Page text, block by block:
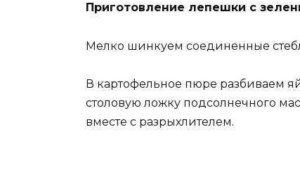
Приготовление лепешки с
Мелко шинкуем соединенные
В картофельное пюре разбиваем
столовую ложку подсолнечного
вместе с разрыхлителем.